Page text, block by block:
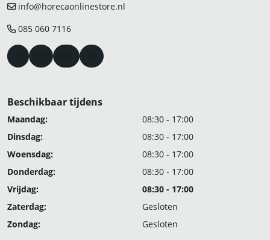
info@horecaonlinestore.nl
085 060 7116
Beschikbaar tijdens
Maandag:
08:30 - 17:00
Dinsdag:
08:30 - 17:00
Woensdag:
08:30 - 17:00
Donderdag:
08:30 - 17:00
Vrijdag:
08:30 - 17:00
Zaterdag:
Gesloten
Zondag:
Gesloten